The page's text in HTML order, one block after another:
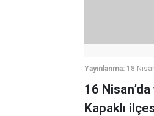
Yayınlanma: 18
16
Kapaklı